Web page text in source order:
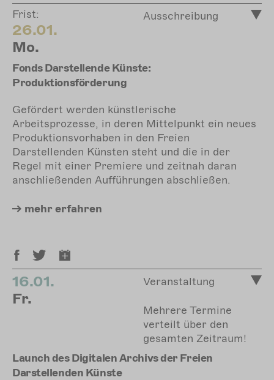
Frist:
26.01.
Mo.
Ausschreibung
Fonds Darstellende Künste:
Produktionsförderung
Gefördert werden künstlerische
Arbeitsprozesse, in deren Mittelpunkt ein neues
Produktionsvorhaben in den Freien
Darstellenden Künsten steht und die in der
Regel mit einer Premiere und zeitnah daran
anschließenden Aufführungen abschließen.
mehr erfahren
16.01.
Fr.
Veranstaltung
Mehrere Termine
verteilt über den
gesamten Zeitraum!
Launch des Digitalen Archivs der Freien
Darstellenden Künste